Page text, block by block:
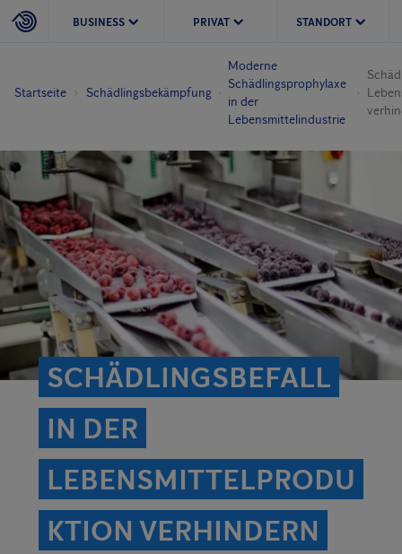
BUSINESS PRIVAT STANDORT
Startseite Schädlingsbekämpfung
Moderne
Schädlingsprophylaxe
in der
Lebensmittelindustrie
SCHÄDLINGSBEFALL
IN DER
LEBENSMITTELPRODU
KTION VERHINDERN